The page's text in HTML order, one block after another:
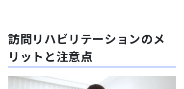
訪問リハビリテーションのメ
リットと注意点